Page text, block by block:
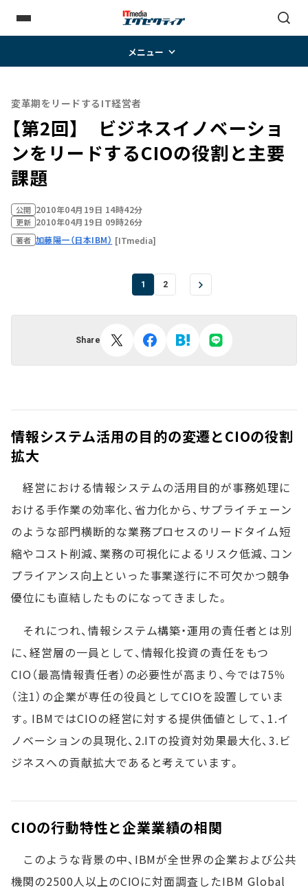
メニュー
変革期をリードするIT経営者
【第2回】 ビジネスイノベーショ
ンをリードするCIOの役割と主要
課題
公開 2010年04月19日 14時42分
更新 2010年04月19日 09時26分
著者 加藤陽一（日本IBM） [ITmedia]
1 2
Share
情報システム活用の目的の変遷とCIOの役割
拡大
経営における情報システムの活用目的が事務処理に
おける手作業の効率化、省力化から、サプライチェーン
のような部門横断的な業務プロセスのリードタイム短
縮やコスト削減、業務の可視化によるリスク低減、コン
プライアンス向上といった事業遂行に不可欠かつ競争
優位にも直結したものになってきました。
それにつれ、情報システム構築・運用の責任者とは別
に、経営層の一員として、情報化投資の責任をもつ
CIO（最高情報責任者）の必要性が高まり、今では75％
（注1）の企業が専任の役員としてCIOを設置していま
す。IBMではCIOの経営に対する提供価値として、1.イ
ノベーションの具現化、2.ITの投資対効果最大化、3.ビ
ジネスへの貢献拡大であると考えています。
CIOの行動特性と企業業績の相関
このような背景の中、IBMが全世界の企業および公共
機関の2500人以上のCIOに対面調査したIBM Global